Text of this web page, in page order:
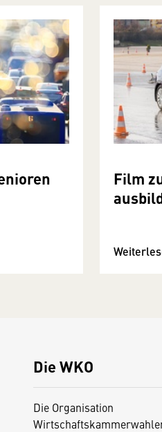
Film
Die WKO
Die Organisation